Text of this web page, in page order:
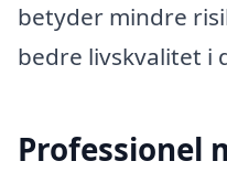
betyder mindre
bedre livskvalitet i
Professionel